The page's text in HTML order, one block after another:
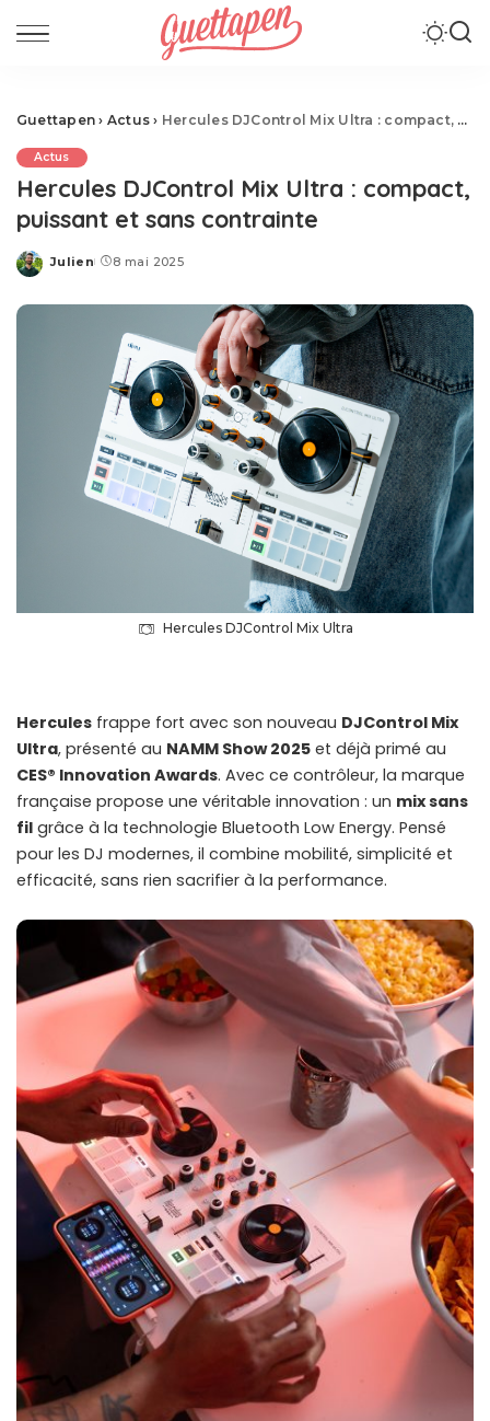
Guettapen › Actus › Hercules DJControl Mix Ultra : compact, puissant et sans contrainte
Actus
Hercules DJControl Mix Ultra : compact,
puissant et sans contrainte
Posted
Julien 8 mai 2025
Hercules DJControl Mix Ultra
Hercules frappe fort avec son nouveau DJControl Mix
Ultra, présenté au NAMM Show 2025 et déjà primé au
CES® Innovation Awards. Avec ce contrôleur, la marque
française propose une véritable innovation : un mix sans
fil grâce à la technologie Bluetooth Low Energy. Pensé
pour les DJ modernes, il combine mobilité, simplicité et
efficacité, sans rien sacrifier à la performance.